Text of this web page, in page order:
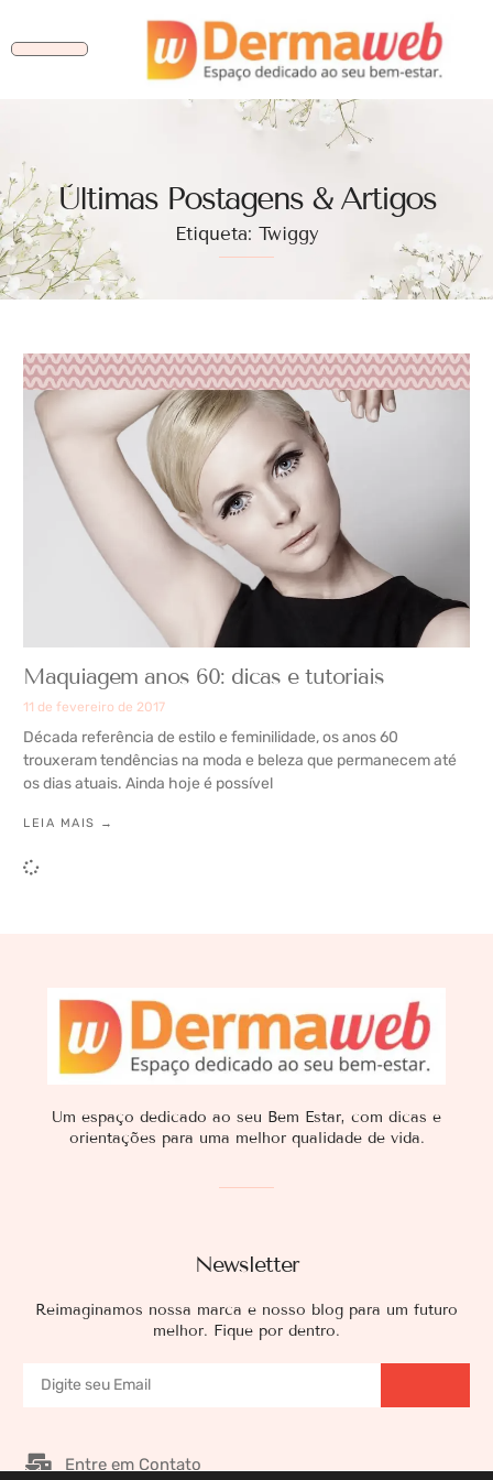
Ùltimas Postagens & Artigos
Etiqueta: Twiggy
Maquiagem anos 60: dicas e tutoriais
11 de fevereiro de 2017
Década referência de estilo e feminilidade, os anos 60
trouxeram tendências na moda e beleza que permanecem até
os dias atuais. Ainda hoje é possível
LEIA MAIS →
Newsletter
Reimaginamos nossa marca e nosso blog para um futuro
melhor. Fique por dentro.
Um espaço dedicado ao seu Bem Estar, com dicas e
orientações para uma melhor qualidade de vida.
Entre em Contato